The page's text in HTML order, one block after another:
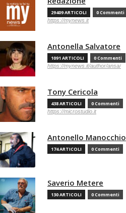
29409 ARTICOLI 0 Commenti
https://mynews.it
Antonella Salvatore
1091 ARTICOLI 0 Commenti
https://mynews.it/author/ansa/
Tony Cericola
438 ARTICOLI 0 Commenti
https://microstudio.it
Antonello Manocchio
174 ARTICOLI 0 Commenti
Saverio Metere
130 ARTICOLI 0 Commenti